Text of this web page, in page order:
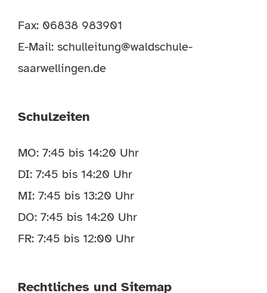
Fax: 06838 983901
E-Mail: schulleitung@waldschule-
saarwellingen.de
Schulzeiten
MO: 7:45 bis 14:20 Uhr
DI: 7:45 bis 14:20 Uhr
MI: 7:45 bis 13:20 Uhr
DO: 7:45 bis 14:20 Uhr
FR: 7:45 bis 12:00 Uhr
Rechtliches und Sitemap